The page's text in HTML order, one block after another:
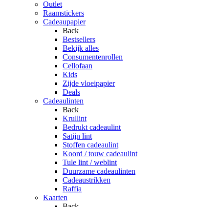
Outlet
Raamstickers
Cadeaupapier
Back
Bestsellers
Bekijk alles
Consumentenrollen
Cellofaan
Kids
Zijde vloeipapier
Deals
Cadeaulinten
Back
Krullint
Bedrukt cadeaulint
Satijn lint
Stoffen cadeaulint
Koord / touw cadeaulint
Tule lint / weblint
Duurzame cadeaulinten
Cadeaustrikken
Raffia
Kaarten